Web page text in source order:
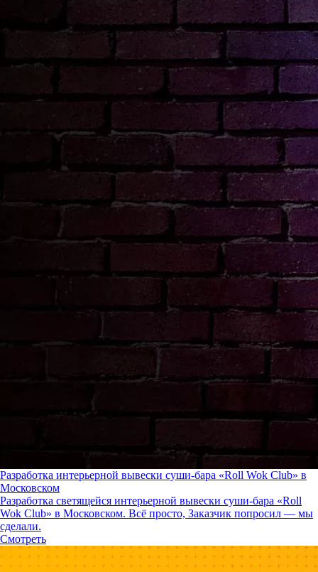
Разработка интерьерной вывески суши-бара «Roll Wok Club» в
Московском
Разработка светящейся интерьерной вывески суши-бара «Roll
Wok Club» в Московском. Всё просто, Заказчик попросил — мы
сделали.
Смотреть